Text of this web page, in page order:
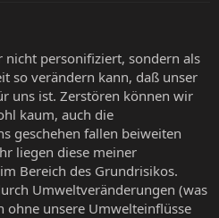
nicht personifiziert, sondern als
so verändern kann, daß unser
uns ist. Zerstören können wir
kaum, auch die
geschehen fallen beiweiten
liegen diese meiner
Bereich des Grundrisikos.
Umweltveränderungen (was
ohne unsere Umwelteinflüsse